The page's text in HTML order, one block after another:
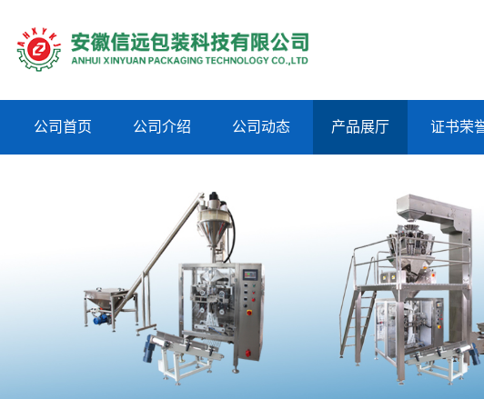
公司首页 公司介绍 公司动态 产品展厅 证书荣